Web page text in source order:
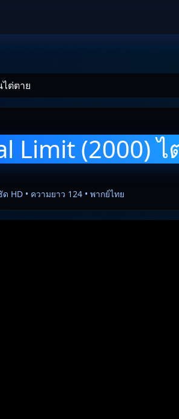
ต่ตาย
Limit (2000) ไ
HD • ความยาว 124 • พากย์ไทย